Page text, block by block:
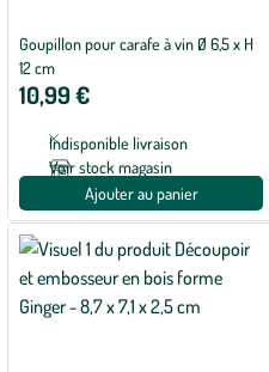
Goupillon pour carafe à vin Ø 6,5 x H
12 cm
10,99 €
Indisponible livraison
Voir stock magasin
Ajouter au panier